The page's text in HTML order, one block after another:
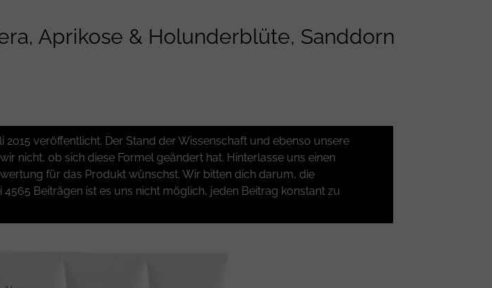
Aprikose & Holunderblüte, Sanddorn
veröffentlicht. Der Stand der Wissenschaft und ebenso unsere
nicht, ob sich diese Formel geändert hat. Hinterlasse uns einen
für das Produkt wünschst. Wir bitten dich darum, die
Beiträgen ist es uns nicht möglich, jeden Beitrag konstant zu